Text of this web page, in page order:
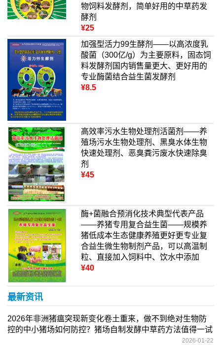
物饲料发酵剂，简单好用的中草药发
酵剂
¥25
加强型活力99生酵剂——以高浓度乳
酸菌（300亿/g）为主要原料，固态饲
料发酵剂国内销售量更大、更好用的
专业酶菌结合益生菌发酵剂
¥8.5
高效率污水生物处理剂活菌剂——养
殖场污水生物处理剂、黑臭水体生物
快速处理剂、恶臭粪污废水快速除臭
剂
¥45
酶+菌融合预消化技术典型代表产品
——养猪专用复合益生菌——规模养
猪低成本生态健康养殖更好更专业复
合益生微生物制剂产品，可以高温制
粒、直接加入饲料中、饮水中添加
¥40
最新资讯
2026年非洲猪瘟突现新变化卷土重来，做不到绝对生物防
控的中小猪场如何防控？猪场自制发酵中草药方法值得一试
2026-01-22